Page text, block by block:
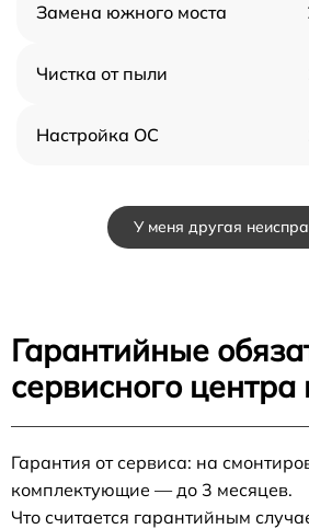
Замена южного моста
Чистка от пыли
Настройка ОС
У меня другая
Гарантийные
сервисного
Гарантия от сервиса: на
комплектующие — до 3 месяцев.
Что считается гарантийным